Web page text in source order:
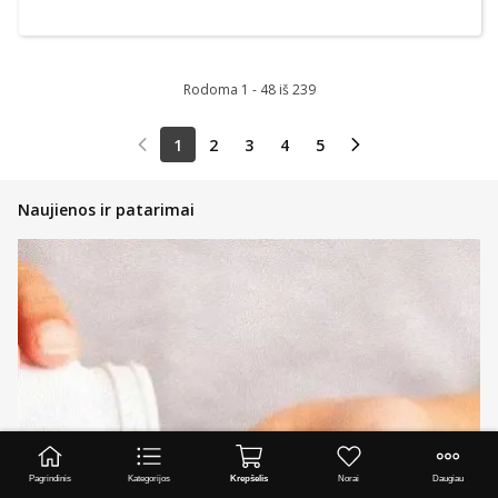
Rodoma 1 - 48 iš 239
1 2 3 4 5
Naujienos ir patarimai
Pagrindinis Kategorijos Krepšelis Norai Daugiau